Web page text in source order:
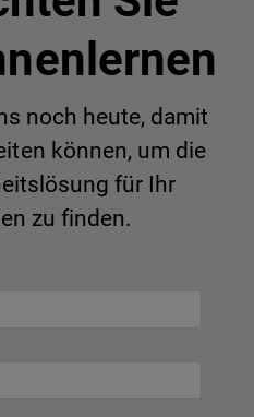
noch heute, damit
können, um die
für Ihr
zu finden.